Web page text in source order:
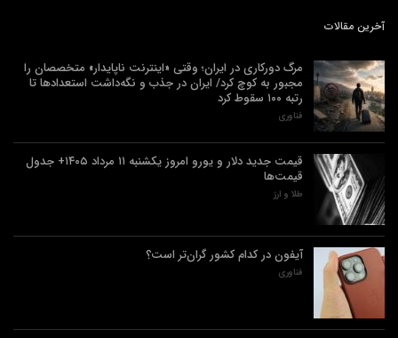
آخرین مقالات
مرگ دورکاری در ایران؛ وقتی «اینترنت ناپایدار» متخصصان را
مجبور به کوچ کرد/ ایران در جذب و نگه‌داشت استعدادها تا
رتبه ۱۰۰ سقوط کرد
فناوری
قیمت جدید دلار و یورو امروز یکشنبه ۱۱ مرداد ۱۴۰۵+ جدول
قیمت‌ها
طلا و ارز
آیفون در کدام کشور گران‌تر است؟
فناوری